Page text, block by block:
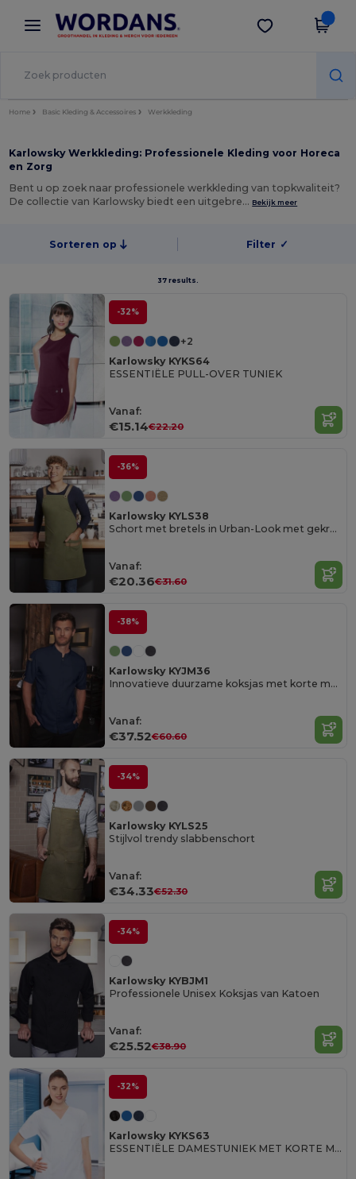
× Wordans-app
Betere prijzen in de app!
Download app
Home Basic Kleding & Accessoires Werkkleding
Karlowsky Werkkleding: Professionele Kleding voor Horeca
en Zorg
Bent u op zoek naar professionele werkkleding van topkwaliteit?
De collectie van Karlowsky biedt een uitgebre… Bekijk meer
Sorteren op Filter ✓
37 results.
-32%
+2
Karlowsky KYKS64
ESSENTIËLE PULL-OVER TUNIEK
Vanaf:
€15.14€22.20
-36%
Karlowsky KYLS38
Schort met bretels in Urban-Look met gekruiste banden en zak
Vanaf:
€20.36€31.60
-38%
Karlowsky KYJM36
Innovatieve duurzame koksjas met korte mouw
Vanaf:
€37.52€60.60
-34%
Karlowsky KYLS25
Stijlvol trendy slabbenschort
Vanaf:
€34.33€52.30
-34%
Karlowsky KYBJM1
Professionele Unisex Koksjas van Katoen
Vanaf:
€25.52€38.90
-32%
Karlowsky KYKS63
ESSENTIËLE DAMESTUNIEK MET KORTE MOUWEN